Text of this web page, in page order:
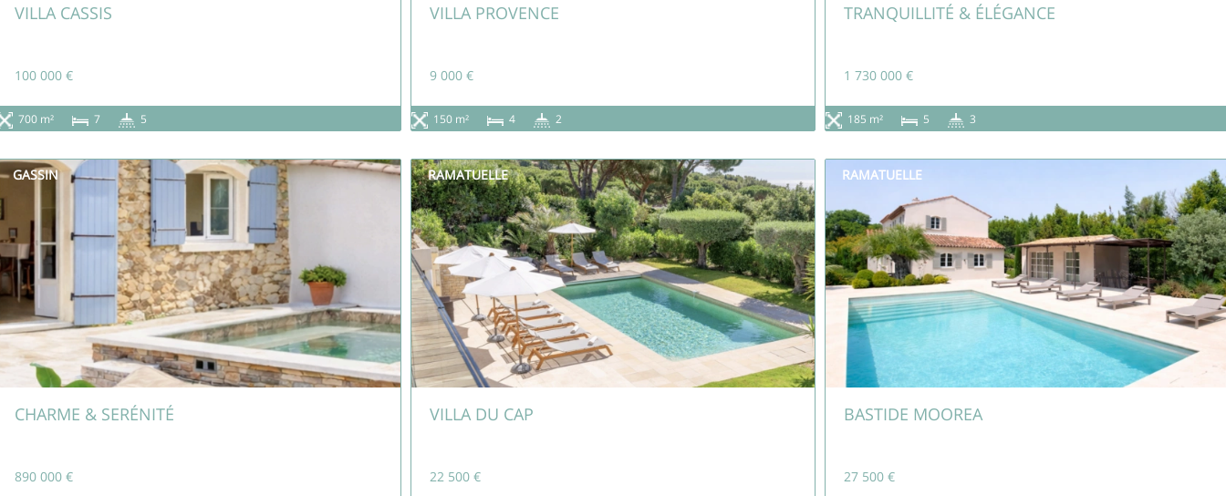
VILLA CASSIS
100 000 €
700 m² 7 5
VILLA PROVENCE
9 000 €
150 m² 4 2
TRANQUILLITÉ & ÉLÉGANCE
1 730 000 €
185 m² 5 3
GASSIN
CHARME & SERÉNITÉ
890 000 €
RAMATUELLE
VILLA DU CAP
22 500 €
RAMATUELLE
BASTIDE MOOREA
27 500 €